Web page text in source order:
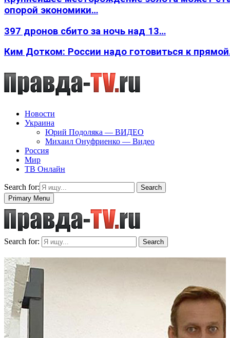
опорой экономики…
397 дронов сбито за ночь над 13…
Ким Дотком: России надо готовиться к
Новости
Украина
Юрий Подоляка — ВИДЕО
Михаил Онуфриенко — Видео
Россия
Мир
ТВ Онлайн
Search for:
Search
Primary Menu
Search for: Search